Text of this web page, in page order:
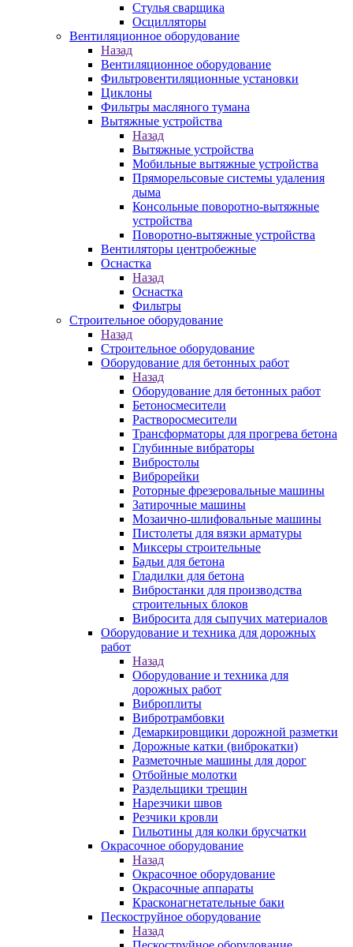
Стулья сварщика
Осцилляторы
Вентиляционное оборудование
Назад
Вентиляционное оборудование
Фильтровентиляционные установки
Циклоны
Фильтры масляного тумана
Вытяжные устройства
Назад
Вытяжные устройства
Мобильные вытяжные устройства
Пряморельсовые системы удаления
дыма
Консольные поворотно-вытяжные
устройства
Поворотно-вытяжные устройства
Вентиляторы центробежные
Оснастка
Назад
Оснастка
Фильтры
Строительное оборудование
Назад
Строительное оборудование
Оборудование для бетонных работ
Назад
Оборудование для бетонных работ
Бетоносмесители
Растворосмесители
Трансформаторы для прогрева бетона
Глубинные вибраторы
Вибростолы
Виброрейки
Роторные фрезеровальные машины
Затирочные машины
Мозаично-шлифовальные машины
Пистолеты для вязки арматуры
Миксеры строительные
Бадьи для бетона
Гладилки для бетона
Вибростанки для производства
строительных блоков
Вибросита для сыпучих материалов
Оборудование и техника для дорожных
работ
Назад
Оборудование и техника для
дорожных работ
Виброплиты
Вибротрамбовки
Демаркировщики дорожной разметки
Дорожные катки (виброкатки)
Разметочные машины для дорог
Отбойные молотки
Раздельщики трещин
Нарезчики швов
Резчики кровли
Гильотины для колки брусчатки
Окрасочное оборудование
Назад
Окрасочное оборудование
Окрасочные аппараты
Красконагнетательные баки
Пескоструйное оборудование
Назад